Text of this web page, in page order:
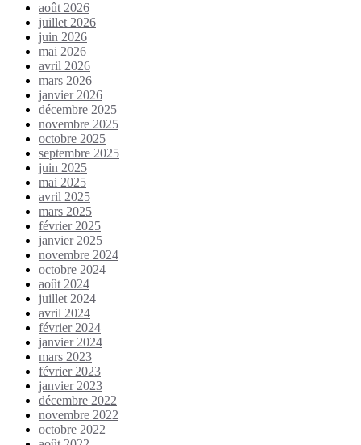
août 2026
juillet 2026
juin 2026
mai 2026
avril 2026
mars 2026
janvier 2026
décembre 2025
novembre 2025
octobre 2025
septembre 2025
juin 2025
mai 2025
avril 2025
mars 2025
février 2025
janvier 2025
novembre 2024
octobre 2024
août 2024
juillet 2024
avril 2024
février 2024
janvier 2024
mars 2023
février 2023
janvier 2023
décembre 2022
novembre 2022
octobre 2022